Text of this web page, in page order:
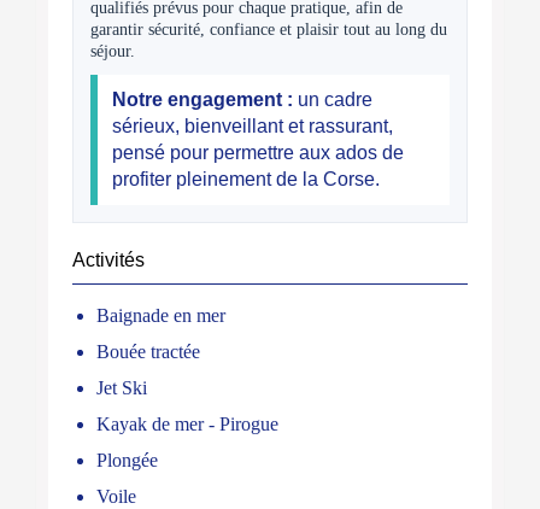
qualifiés prévus pour chaque pratique, afin de
garantir sécurité, confiance et plaisir tout au long du
séjour.
Notre engagement : un cadre
sérieux, bienveillant et rassurant,
pensé pour permettre aux ados de
profiter pleinement de la Corse.
Activités
Baignade en mer
Bouée tractée
Jet Ski
Kayak de mer - Pirogue
Plongée
Voile